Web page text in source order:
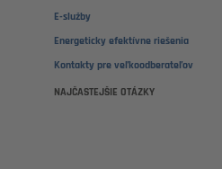
E-služby
Energeticky efektívne riešenia
Kontakty pre veľkoodberateľov
NAJČASTEJŠIE OTÁZKY